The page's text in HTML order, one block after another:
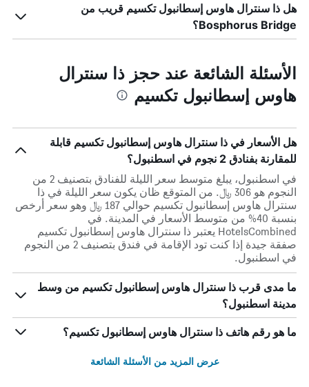
هل ذا سنترال هاوس إسطانبول تكسيم قريب من
Bosphorus Bridge؟
الأسئلة الشائعة عند حجز ذا سنترال
هاوس إسطانبول تكسيم
هل الأسعار في ذا سنترال هاوس إسطانبول تكسيم قابلة
للمقارنة بفنادق 2 نجوم في اسطنبول؟
في اسطنبول، يبلغ متوسط ​​سعر الليلة للفنادق بتصنيف 2 من
النجوم هو 306 ﷼. من المتوقع ظان يكون سعر الليلة في ذا
سنترال هاوس إسطانبول تكسيم حوالي 187 ﷼ وهو سعر أرخص
بنسبة 40% من متوسط الأسعار في المدينة. في
HotelsCombined يعتبر ذا سنترال هاوس إسطانبول تكسيم
صفقة جيدة إذا كنت تود الإقامة في فندق بتصنيف 2 من النجوم
في اسطنبول.
ما مدى قرب ذا سنترال هاوس إسطانبول تكسيم من وسط
مدينة اسطنبول؟
ما هو رقم هاتف ذا سنترال هاوس إسطانبول تكسيم؟
عرض المزيد من الأسئلة الشائعة